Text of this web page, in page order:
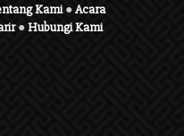
Kami●Acara
●Hubungi Kami